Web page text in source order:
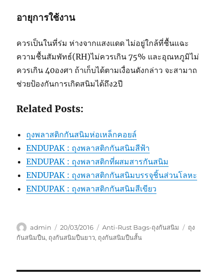
อายุการใช้งาน
ควรเป็นในที่ร่ม ห่างจากแสงแดด ไม่อยู่ใกล้ที่ชื้นแฉะ
ความชื้นสัมพัทธ์(RH)ไม่ควรเกิน 75% และอุณหภูมิไม่
ควรเกิน 40องศา ถ้าเก็บได้ตามเงื่อนดังกล่าว จะสามาถ
ช่วยป้องกันการเกิดสนิมได้ถึง2ปี
Related Posts:
ถุงพลาสติกกันสนิมห่อเหล็กคอยล์
ENDUPAK : ถุงพลาสติกกันสนิมสีฟ้า
ENDUPAK : ถุงพลาสติกที่ผสมสารกันสนิม
ENDUPAK : ถุงพลาสติกกันสนิมบรรจุชิ้นส่วนโลหะ
ENDUPAK : ถุงพลาสติกกันสนิมสีเขียว
Author
admin
Posted
on
20/03/2016 Categories
Anti-Rust Bags-ถุงกันสนิม Tags
ถุง
กันสนิมปืน, ถุงกันสนิมปืนยาว, ถุงกันสนิมปืนสั้น